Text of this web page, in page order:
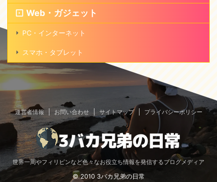
Web・ガジェット
PC・インターネット
スマホ・タブレット
運営者情報 お問い合わせ サイトマップ プライバシーポリシー
世界一周やフィリピンなど色々なお役立ち情報を発信するブログメディア
© 2010 3バカ兄弟の日常